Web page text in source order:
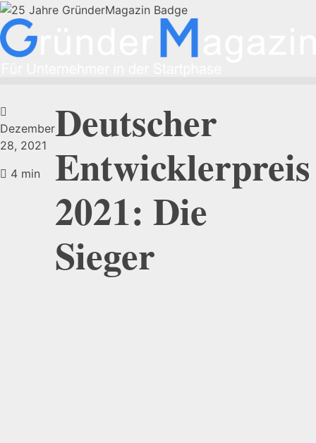
Dezember
28, 2021
4 min
Deutscher
Entwicklerpreis
2021: Die
Sieger